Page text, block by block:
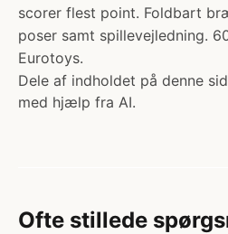
scorer flest point. Foldbart
poser samt spillevejledning.
Eurotoys.
Dele af indholdet på denne
med hjælp fra AI.
Ofte stillede